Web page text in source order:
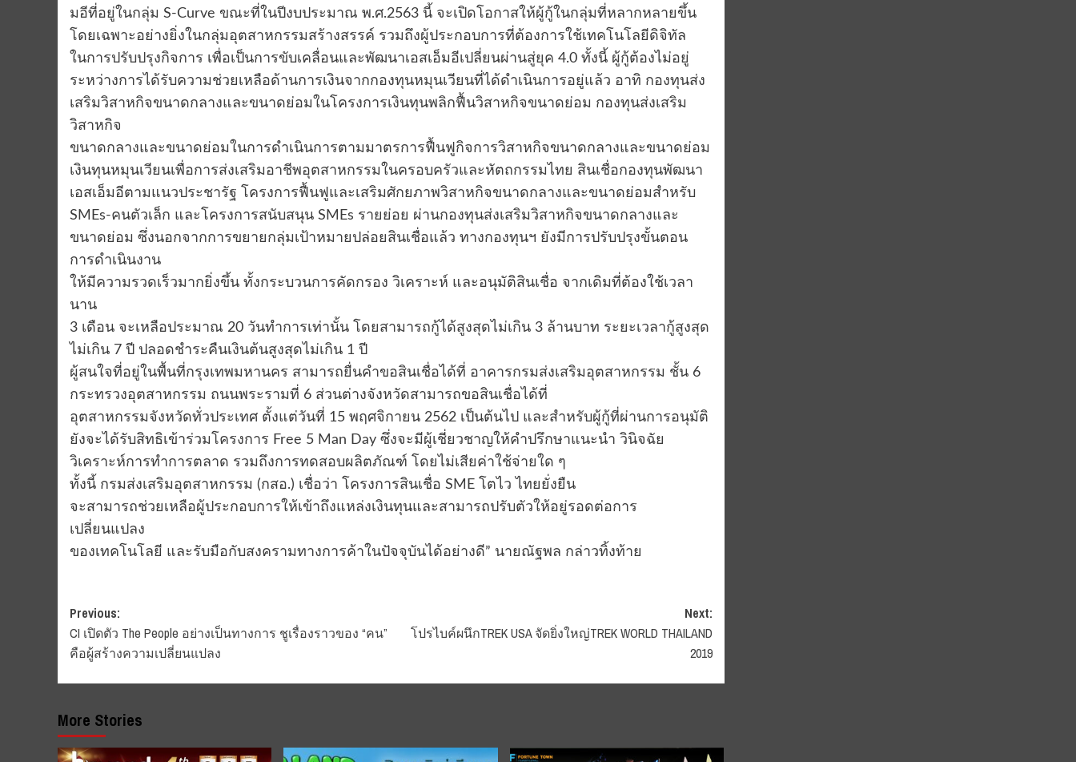
มอีที่อยู่ในกลุ่ม S-Curve ขณะที่ในปีงบประมาณ พ.ศ.2563 นี้ จะเปิดโอกาสให้ผู้กู้ในกลุ่มที่หลากหลายขึ้น
โดยเฉพาะอย่างยิ่งในกลุ่มอุตสาหกรรมสร้างสรรค์ รวมถึงผู้ประกอบการที่ต้องการใช้เทคโนโลยีดิจิทัล
ในการปรับปรุงกิจการ เพื่อเป็นการขับเคลื่อนและพัฒนาเอสเอ็มอีเปลี่ยนผ่านสู่ยุค 4.0 ทั้งนี้ ผู้กู้ต้องไม่อยู่
ระหว่างการได้รับความช่วยเหลือด้านการเงินจากกองทุนหมุนเวียนที่ได้ดำเนินการอยู่แล้ว อาทิ กองทุนส่ง
เสริมวิสาหกิจขนาดกลางและขนาดย่อมในโครงการเงินทุนพลิกฟื้นวิสาหกิจขนาดย่อม กองทุนส่งเสริม
วิสาหกิจ
ขนาดกลางและขนาดย่อมในการดำเนินการตามมาตรการฟื้นฟูกิจการวิสาหกิจขนาดกลางและขนาดย่อม
เงินทุนหมุนเวียนเพื่อการส่งเสริมอาชีพอุตสาหกรรมในครอบครัวและหัตถกรรมไทย สินเชื่อกองทุนพัฒนา
เอสเอ็มอีตามแนวประชารัฐ โครงการฟื้นฟูและเสริมศักยภาพวิสาหกิจขนาดกลางและขนาดย่อมสำหรับ
SMEs-คนตัวเล็ก และโครงการสนับสนุน SMEs รายย่อย ผ่านกองทุนส่งเสริมวิสาหกิจขนาดกลางและ
ขนาดย่อม ซึ่งนอกจากการขยายกลุ่มเป้าหมายปล่อยสินเชื่อแล้ว ทางกองทุนฯ ยังมีการปรับปรุงขั้นตอน
การดำเนินงาน
ให้มีความรวดเร็วมากยิ่งขึ้น ทั้งกระบวนการคัดกรอง วิเคราะห์ และอนุมัติสินเชื่อ จากเดิมที่ต้องใช้เวลา
นาน
3 เดือน จะเหลือประมาณ 20 วันทำการเท่านั้น โดยสามารถกู้ได้สูงสุดไม่เกิน 3 ล้านบาท ระยะเวลากู้สูงสุด
ไม่เกิน 7 ปี ปลอดชำระคืนเงินต้นสูงสุดไม่เกิน 1 ปี
ผู้สนใจที่อยู่ในพื้นที่กรุงเทพมหานคร สามารถยื่นคำขอสินเชื่อได้ที่ อาคารกรมส่งเสริมอุตสาหกรรม ชั้น 6
กระทรวงอุตสาหกรรม ถนนพระรามที่ 6 ส่วนต่างจังหวัดสามารถขอสินเชื่อได้ที่
อุตสาหกรรมจังหวัดทั่วประเทศ ตั้งแต่วันที่ 15 พฤศจิกายน 2562 เป็นต้นไป และสำหรับผู้กู้ที่ผ่านการอนุมัติ
ยังจะได้รับสิทธิเข้าร่วมโครงการ Free 5 Man Day ซึ่งจะมีผู้เชี่ยวชาญให้คำปรึกษาแนะนำ วินิจฉัย
วิเคราะห์การทำการตลาด รวมถึงการทดสอบผลิตภัณฑ์ โดยไม่เสียค่าใช้จ่ายใด ๆ
ทั้งนี้ กรมส่งเสริมอุตสาหกรรม (กสอ.) เชื่อว่า โครงการสินเชื่อ SME โตไว ไทยยั่งยืน
จะสามารถช่วยเหลือผู้ประกอบการให้เข้าถึงแหล่งเงินทุนและสามารถปรับตัวให้อยู่รอดต่อการ
เปลี่ยนแปลง
ของเทคโนโลยี และรับมือกับสงครามทางการค้าในปัจจุบันได้อย่างดี” นายณัฐพล กล่าวทิ้งท้าย
Post
navigation
Previous:
CI เปิดตัว The People อย่างเป็นทางการ ชูเรื่องราวของ “คน”
คือผู้สร้างความเปลี่ยนแปลง
Next:
โปรไบค์ผนึกTREK USA จัดยิ่งใหญ่TREK WORLD THAILAND
2019
More Stories